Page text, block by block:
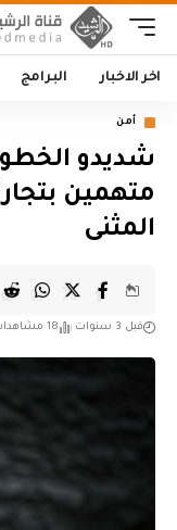
اخر الاخبار البرامج
أمن
متهمين
المثنى
قبل 3 سنوات 18 مشاهدات